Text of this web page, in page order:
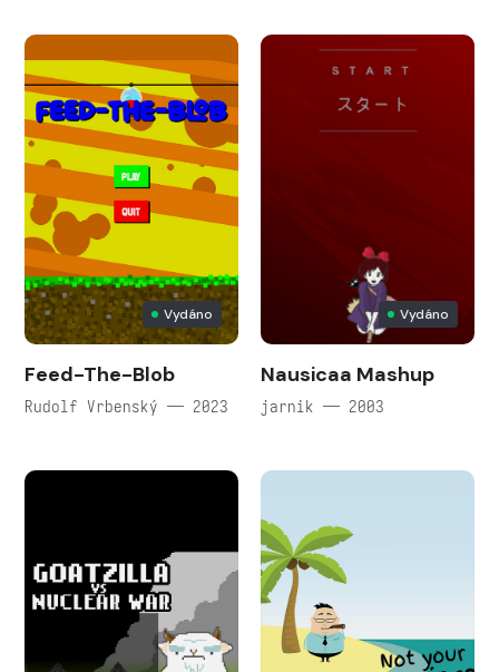
Vydáno
Feed-The-Blob
Rudolf Vrbenský — 2023
Vydáno
Nausicaa Mashup
jarnik — 2003